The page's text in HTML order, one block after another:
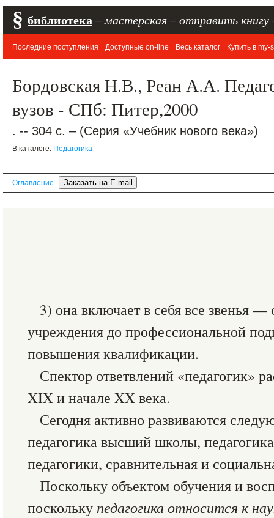
§ библиотека мастерская отправить книгу
Последние поступления Доступные on-line Весь каталог Купить в my-
Бордовская Н.В., Реан А.А.
вузов - СПб: Питер,2000
. -- 304 с. – (Серия «Учебник нового века»)
В каталоге: Педагогика
Оглавление
3) она включает в себя все звенья —
учреждения до профессиональной
повышения квалификации.
Спектор ответвлений «педагогик»
XIX и начале XX века.
Сегодня активно развиваются
педагогика высший школы,
педагогики, сравнительная и
Поскольку объектом обучения и
поскольку педагогика относится к